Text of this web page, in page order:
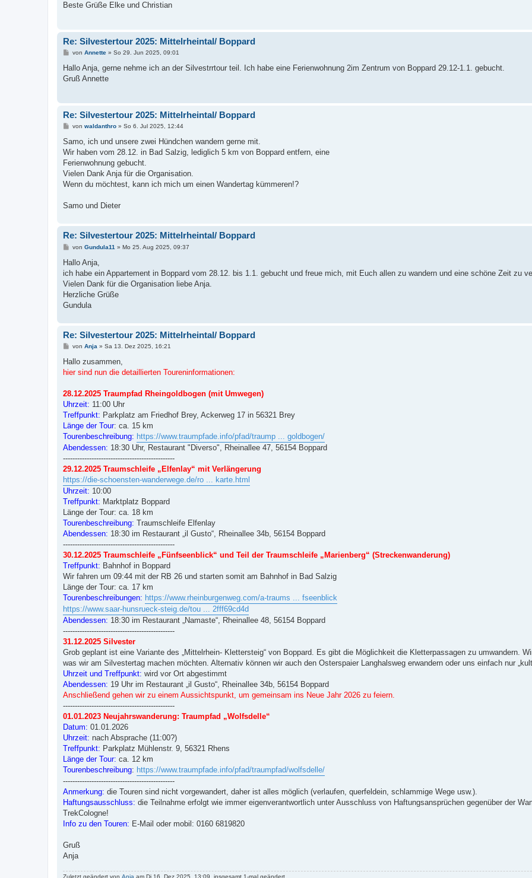
r
Beste Grüße Elke und Christian
Re: Silvestertour 2025: Mittelrheintal/ Boppard
B
i
r
von Annette» So 29. Jun 2025, 09:01
Hallo Anja, gerne nehme ich an der Silvestrrtour teil. Ich habe eine Ferienwohnung 2im Zentrum von Boppard 29.12-1.1. gebucht.
Gruß Annette
Re: Silvestertour 2025: Mittelrheintal/ Boppard
B
i
r
a
von waldanthro» So 6. Jul 2025, 12:44
Samo, ich und unsere zwei Hündchen wandern gerne mit.
Wir haben vom 28.12. in Bad Salzig, lediglich 5 km von Boppard entfern, eine
Ferienwohnung gebucht.
Vielen Dank Anja für die Organisation.
Wenn du möchtest, kann ich mich um einen Wandertag kümmeren!?
Samo und Dieter
Re: Silvestertour 2025: Mittelrheintal/ Boppard
B
i
r
a
von Gundula11 » Mo 25. Aug 2025, 09:37
Hallo Anja,
ich habe ein Appartement in Boppard vom 28.12. bis 1.1. gebucht und freue mich, mit Euch allen zu wandern und eine schöne Zeit zu
Vielen Dank für die Organisation liebe Anja.
Herzliche Grüße
Gundula
Re: Silvestertour 2025: Mittelrheintal/ Boppard
B
i
r
von Anja» Sa 13. Dez 2025, 16:21
Hallo zusammen,
hier sind nun die detaillierten Toureninformationen:
28.12.2025 Traumpfad Rheingoldbogen (mit Umwegen)
Uhrzeit: 11:00 Uhr
Treffpunkt: Parkplatz am Friedhof Brey, Ackerweg 17 in 56321 Brey
Länge der Tour: ca. 15 km
Tourenbeschreibung: https://www.traumpfade.info/pfad/traump ... goldbogen/
Abendessen: 18:30 Uhr, Restaurant "Diverso", Rheinallee 47, 56154 Boppard
-----------------------------------------------
29.12.2025 Traumschleife „Elfenlay“ mit Verlängerung
https://die-schoensten-wanderwege.de/ro ... karte.html
Uhrzeit: 10:00
Treffpunkt: Marktplatz Boppard
Länge der Tour: ca. 18 km
Tourenbeschreibung: Traumschleife Elfenlay
Abendessen: 18:30 im Restaurant „il Gusto“, Rheinallee 34b, 56154 Boppard
-----------------------------------------------
30.12.2025 Traumschleife „Fünfseenblick“ und Teil der Traumschleife „Marienberg“ (Streckenwanderung)
Treffpunkt: Bahnhof in Boppard
Wir fahren um 09:44 mit der RB 26 und starten somit am Bahnhof in Bad Salzig
Länge der Tour: ca. 17 km
Tourenbeschreibungen: https://www.rheinburgenweg.com/a-traums ... fseenblick
https://www.saar-hunsrueck-steig.de/tou ... 2fff69cd4d
Abendessen: 18:30 im Restaurant „Namaste“, Rheinallee 48, 56154 Boppard
-----------------------------------------------
31.12.2025 Silvester
Grob geplant ist eine Variante des „Mittelrhein- Klettersteig“ von Boppard. Es gibt die Möglichkeit die Kletterpassagen zu umwandern.
was wir am Silvestertag machen möchten. Alternativ können wir auch den Osterspaier Langhalsweg erwandern oder uns einfach nur
Uhrzeit und Treffpunkt: wird vor Ort abgestimmt
Abendessen: 19 Uhr im Restaurant „il Gusto“, Rheinallee 34b, 56154 Boppard
Anschließend gehen wir zu einem Aussichtspunkt, um gemeinsam ins Neue Jahr 2026 zu feiern.
-----------------------------------------------
01.01.2023 Neujahrswanderung: Traumpfad „Wolfsdelle“
Datum: 01.01.2026
Uhrzeit: nach Absprache (11:00?)
Treffpunkt: Parkplatz Mühlenstr. 9, 56321 Rhens
Länge der Tour: ca. 12 km
Tourenbeschreibung: https://www.traumpfade.info/pfad/traumpfad/wolfsdelle/
-----------------------------------------------
Anmerkung: die Touren sind nicht vorgewandert, daher ist alles möglich (verlaufen, querfeldein, schlammige Wege usw.).
Haftungsausschluss: die Teilnahme erfolgt wie immer eigenverantwortlich unter Ausschluss von Haftungsansprüchen gegenüber der
TrekCologne!
Info zu den Touren: E-Mail oder mobil: 0160 6819820
Gruß
Anja